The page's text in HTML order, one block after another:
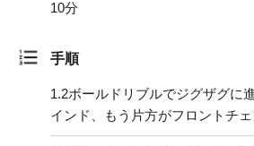
10分
手順
1.2ボールドリブルでジグザグに
インド、もう片方がフロントチェ